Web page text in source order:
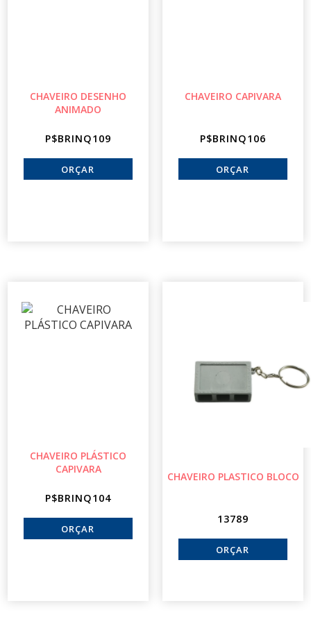
CHAVEIRO DESENHO
ANIMADO
P$BRINQ109
CHAVEIRO CAPIVARA
P$BRINQ106
CHAVEIRO PLÁSTICO
CAPIVARA
P$BRINQ104
CHAVEIRO PLASTICO BLOCO
13789